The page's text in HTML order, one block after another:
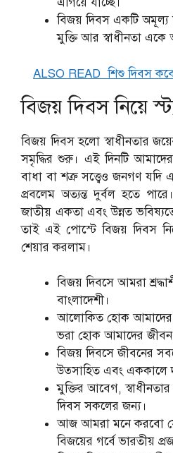
বিজয় দিবস একটি অমূল্য
মুক্তি আর স্বাধীনতা একে
ALSO READ শিশু দিবস
বিজয় দিবস নিয়ে
বিজয় দিবস হলো স্বাধীনতার
সমৃদ্ধির শুরু। এই দিনটি
বাধা বা শত্রু সত্ত্বেও জনগণ
প্রবলেম অত্যন্ত দুর্বল হতে
জাতীয় একতা এবং উন্নত
তাই এই পোস্টে বিজয় দিবস
শেয়ার করলাম।
বিজয় দিবসে আমরা
বাংলাদেশী।
আলোকিত হোক আমাদের
ভরা হোক আমাদের
বিজয় দিবসে জীবনের
উত্সাহিত এবং এককালে
মুক্তির আবেগ,
দিবস সকলের জন্য।
আজ আমরা মনে করবো
বিজয়ের গর্বে ভারতীয়